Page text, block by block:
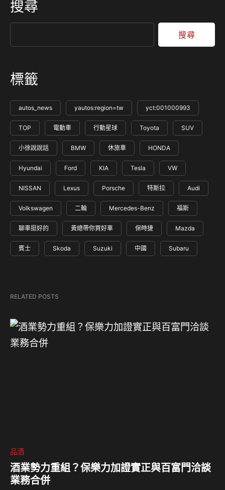
搜尋
搜尋
標籤
autos_news yautos:region=tw yct:001000993
TOP 電動車 行動星球 Toyota SUV
小徐說說話 BMW 休旅車 HONDA
Hyundai Ford KIA Tesla VW
NISSAN Lexus Porsche 特斯拉 Audi
Volkswagen 二輪 Mercedes-Benz 福斯
聊車挺好的 黃總帶你買好車 保時捷 Mazda
賓士 Skoda Suzuki 中國 Subaru
RELATED POSTS
品酒
酒業勢力重組？保樂力加證實正與百富門洽談
業務合併